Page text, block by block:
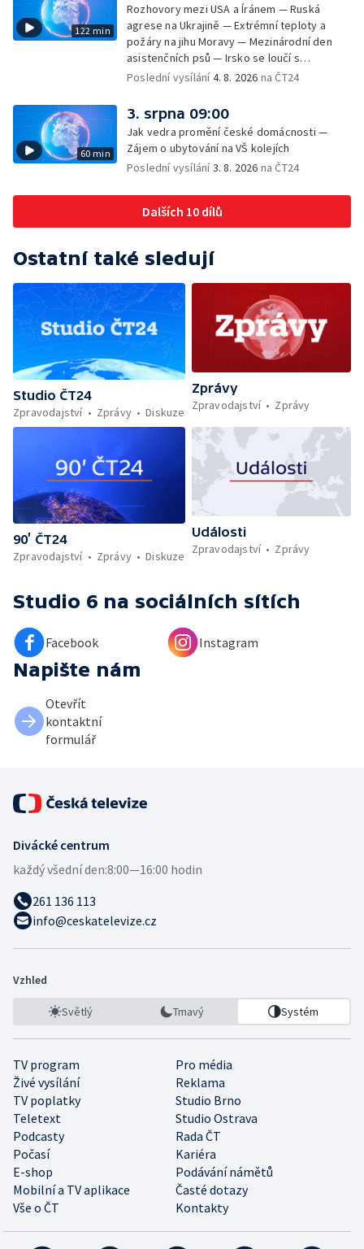
122 min
Rozhovory mezi USA a Íránem — Ruská
agrese na Ukrajině — Extrémní teploty a
požáry na jihu Moravy — Mezinárodní den
asistenčních psů — Irsko se loučí s
hudebníkem Glenem Hansardem
Poslední vysílání4. 8. 2026 na ČT24
60 min
3. srpna 09:00
Jak vedra promění české domácnosti —
Zájem o ubytování na VŠ kolejích
Poslední vysílání3. 8. 2026 na ČT24
Dalších 10 dílů
Ostatní také sledují
Studio ČT24
Zpravodajství
Zprávy Diskuze
Zprávy
Zpravodajství
Zprávy
90’ ČT24
Zpravodajství
Zprávy Diskuze
Události
Zpravodajství
Zprávy
Studio 6 na sociálních sítích
Facebook Instagram
Napište nám
Otevřít
kontaktní
formulář
Divácké centrum
každý všední den:8:00—16:00 hodin
261 136 113
info@ceskatelevize.cz
Vzhled
Světlý Tmavý Systém
TV program
Pro média
Živé vysílání
Reklama
TV poplatky
Studio Brno
Teletext
Studio Ostrava
Podcasty
Rada ČT
Počasí
Kariéra
E-shop
Podávání námětů
Mobilní a TV aplikace
Časté dotazy
Vše o ČT
Kontakty